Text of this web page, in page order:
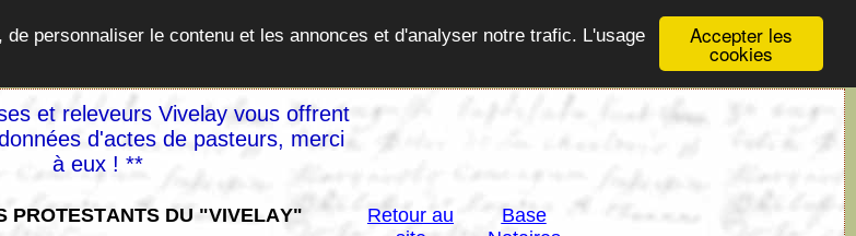
Accepter les
cookies
personnaliser le contenu et les annonces et d'analyser notre trafic. L'usage
et releveurs Vivelay vous offrent
d'actes de pasteurs, merci
à eux ! **
PROTESTANTS DU "VIVELAY"
Retour au
Base